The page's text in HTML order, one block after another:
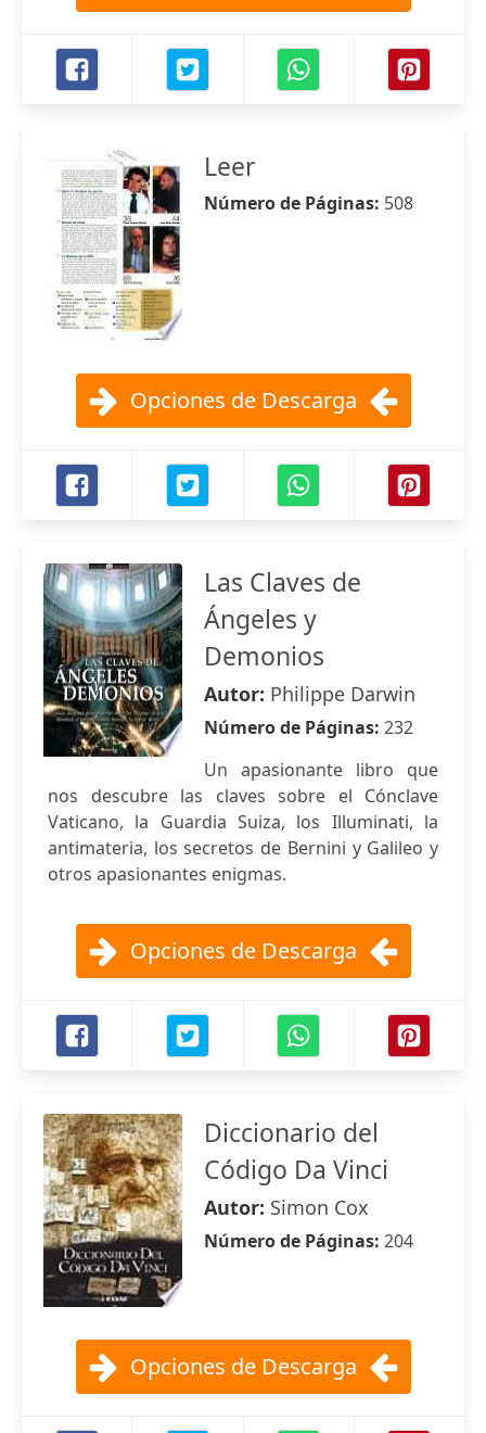
Leer
Número de Páginas: 508
Opciones de Descarga
Las Claves de
Ángeles y
Demonios
Autor: Philippe Darwin
Número de Páginas: 232
Un apasionante libro que
nos descubre las claves sobre el Cónclave
Vaticano, la Guardia Suiza, los Illuminati, la
antimateria, los secretos de Bernini y Galileo y
otros apasionantes enigmas.
Opciones de Descarga
Diccionario del
Código Da Vinci
Autor: Simon Cox
Número de Páginas: 204
Opciones de Descarga